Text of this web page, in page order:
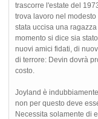
trascorre l'estate del
trova lavoro nel
stata uccisa una
momento si dice sia
nuovi amici fidati, di
di terrore: Devin dovrà
costo.
Joyland è
non per questo deve
Necessita solamente di